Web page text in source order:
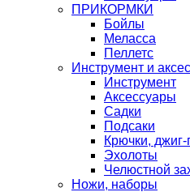
ПРИКОРМКИ
Бойлы
Меласса
Пеллетс
Инструмент и
Инструмент
Аксессуары
Садки
Подсаки
Крючки, джиг-
Эхолоты
Челюстной
Ножи, наборы